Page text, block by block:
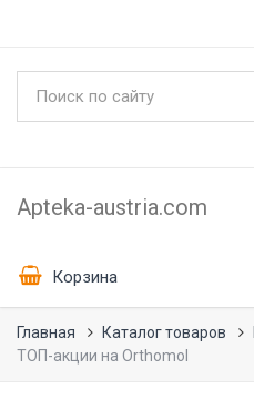
Apteka-austria.com
Корзина
Главная Каталог товаров
ТОП-акции на Orthomol